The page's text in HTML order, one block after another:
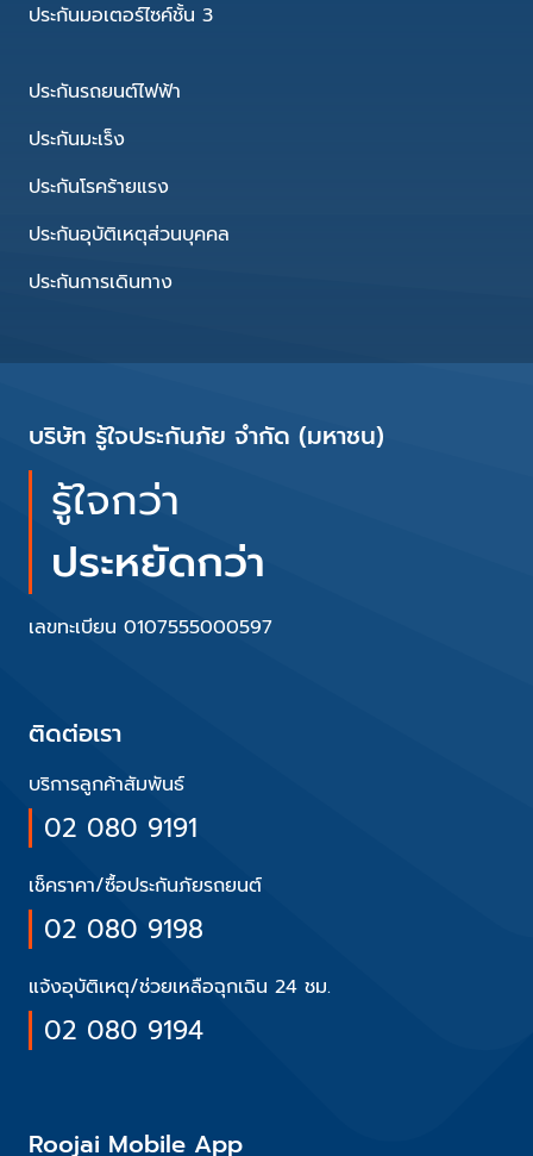
ประกันมอเตอร์ไซค์ชั้น 3
ประกันรถยนต์ไฟฟ้า
ประกันมะเร็ง
ประกันโรคร้ายแรง
ประกันอุบัติเหตุส่วนบุคคล
ประกันการเดินทาง
บริษัท รู้ใจประกันภัย จำกัด (มหาชน)
รู้ใจกว่า
ประหยัดกว่า
เลขทะเบียน 0107555000597
ติดต่อเรา
บริการลูกค้าสัมพันธ์
02 080 9191
เช็คราคา/ซื้อประกันภัยรถยนต์
02 080 9198
แจ้งอุบัติเหตุ/ช่วยเหลือฉุกเฉิน 24 ชม.
02 080 9194
Roojai Mobile App